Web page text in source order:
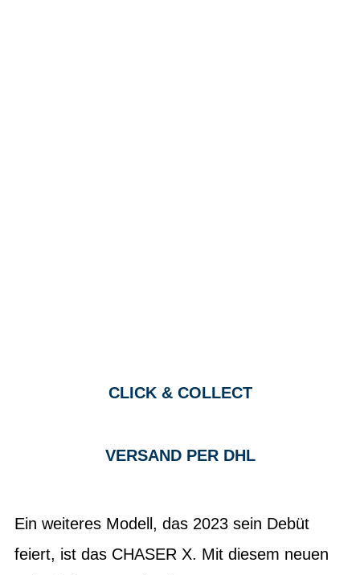
CLICK & COLLECT
VERSAND PER DHL
Ein weiteres Modell, das 2023 sein Debüt
feiert, ist das CHASER X. Mit diesem neuen